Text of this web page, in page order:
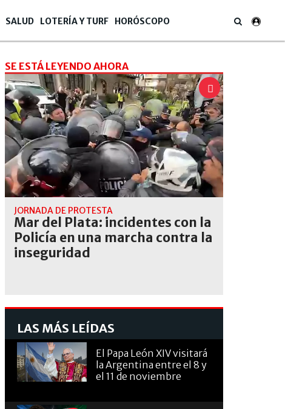
SALUD LOTERÍA Y TURF HORÓSCOPO
SE ESTÁ LEYENDO AHORA
JORNADA DE PROTESTA
Mar del Plata: incidentes con la
Policía en una marcha contra la
inseguridad
LAS MÁS LEÍDAS
El Papa León XIV visitará
la Argentina entre el 8 y
el 11 de noviembre